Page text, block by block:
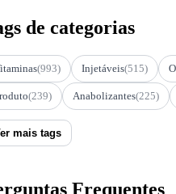
de categorias
(993) Injetáveis(515)
(239) Anabolizantes(225)
mais tags
Frequentes